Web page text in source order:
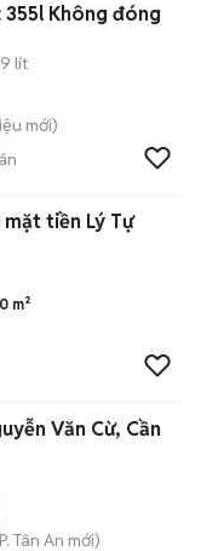
355l Không đóng
lít
mới)
tiền Lý Tự
m²
Văn Cừ, Cần
P. Tân An mới)